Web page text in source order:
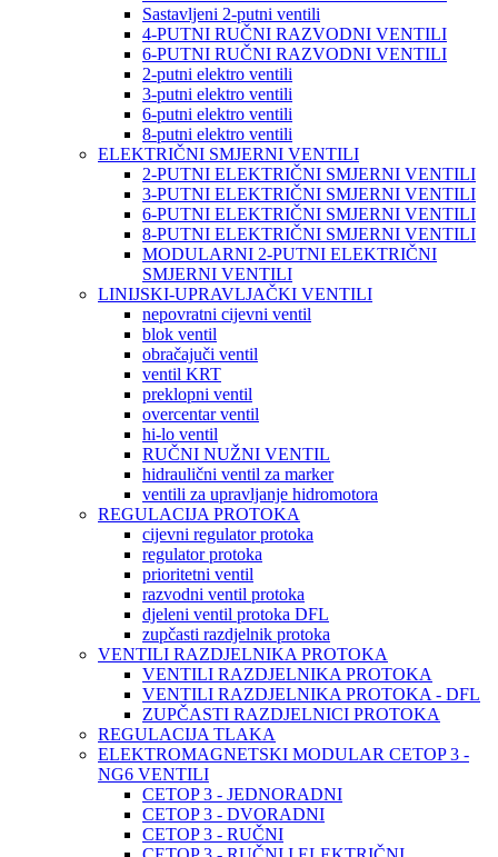
Sastavljeni 2-putni ventili
4-PUTNI RUČNI RAZVODNI VENTILI
6-PUTNI RUČNI RAZVODNI VENTILI
2-putni elektro ventili
3-putni elektro ventili
6-putni elektro ventili
8-putni elektro ventili
ELEKTRIČNI SMJERNI VENTILI
2-PUTNI ELEKTRIČNI SMJERNI VENTILI
3-PUTNI ELEKTRIČNI SMJERNI VENTILI
6-PUTNI ELEKTRIČNI SMJERNI VENTILI
8-PUTNI ELEKTRIČNI SMJERNI VENTILI
MODULARNI 2-PUTNI ELEKTRIČNI
SMJERNI VENTILI
LINIJSKI-UPRAVLJAČKI VENTILI
nepovratni cijevni ventil
blok ventil
obračajuči ventil
ventil KRT
preklopni ventil
overcentar ventil
hi-lo ventil
RUČNI NUŽNI VENTIL
hidraulični ventil za marker
ventili za upravljanje hidromotora
REGULACIJA PROTOKA
cijevni regulator protoka
regulator protoka
prioritetni ventil
razvodni ventil protoka
djeleni ventil protoka DFL
zupčasti razdjelnik protoka
VENTILI RAZDJELNIKA PROTOKA
VENTILI RAZDJELNIKA PROTOKA
VENTILI RAZDJELNIKA PROTOKA - DFL
ZUPČASTI RAZDJELNICI PROTOKA
REGULACIJA TLAKA
ELEKTROMAGNETSKI MODULAR CETOP 3 -
NG6 VENTILI
CETOP 3 - JEDNORADNI
CETOP 3 - DVORADNI
CETOP 3 - RUČNI